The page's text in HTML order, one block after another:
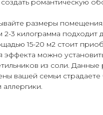
романтическую
размеры помещения.
2-3 килограмма подходит
15-20 м2 стоит
эффекта можно
из соли.
вашей семьи
аллергики.